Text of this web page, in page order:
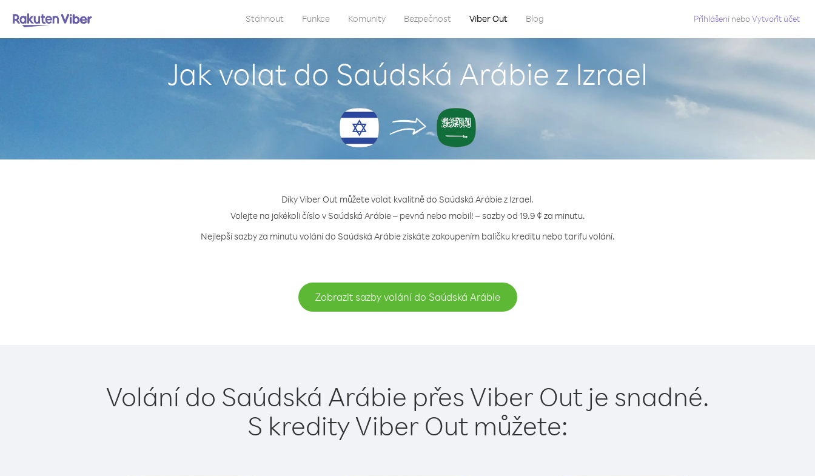
Stáhnout Funkce Komunity Bezpečnost Viber Out Blog Přihlášení neboVytvořit účet
Jak volat do Saúdská Arábie z Izrael
Díky Viber Out můžete volat kvalitně do Saúdská Arábie z Izrael.
Volejte na jakékoli číslo v Saúdská Arábie – pevná nebo mobil! – sazby od 19.9 ¢ za minutu.
Nejlepší sazby za minutu volání do Saúdská Arábie získáte zakoupením balíčku kreditu nebo tarifu volání.
Zobrazit sazby volání do Saúdská Arábie
Volání do Saúdská Arábie přes Viber Out je snadné.
S kredity Viber Out můžete: